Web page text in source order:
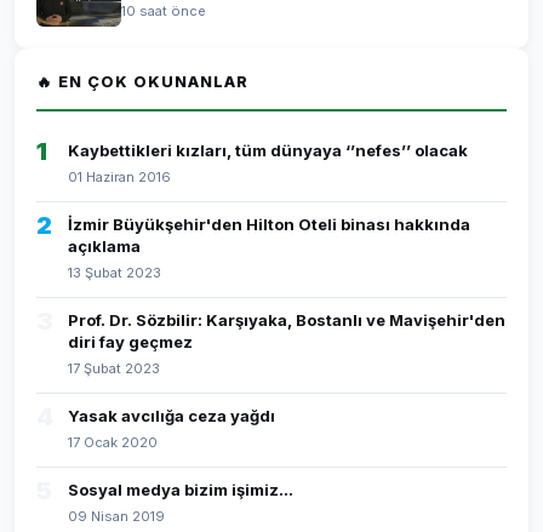
10 saat önce
🔥 EN ÇOK OKUNANLAR
1 Kaybettikleri kızları, tüm dünyaya ‘’nefes’’ olacak
01 Haziran 2016
2
İzmir Büyükşehir'den Hilton Oteli binası hakkında
açıklama
13 Şubat 2023
Prof. Dr. Sözbilir: Karşıyaka, Bostanlı ve Mavişehir'den
diri fay geçmez
17 Şubat 2023
Yasak avcılığa ceza yağdı
17 Ocak 2020
Sosyal medya bizim işimiz...
09 Nisan 2019